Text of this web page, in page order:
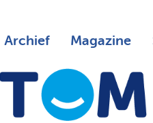
Archief Magazine